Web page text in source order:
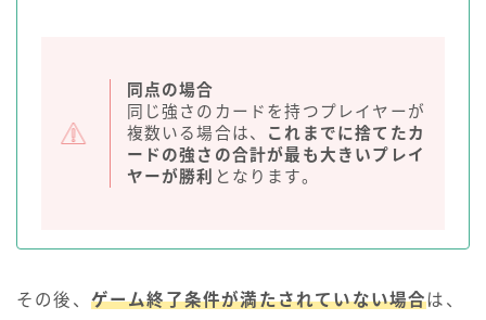
同点の場合
同じ強さのカードを持つプレイヤーが
複数いる場合は、
これまでに捨てたカ
ードの強さの合計が最も大きいプレイ
ヤーが勝利
となります。
その後、 ゲーム終了条件が満たされていない場合は、